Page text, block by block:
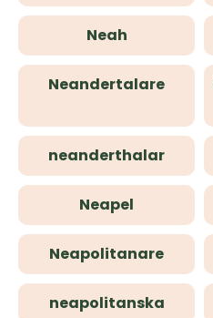
Neah
Neandertalare
neanderthalar
Neapel
Neapolitanare
neapolitanska